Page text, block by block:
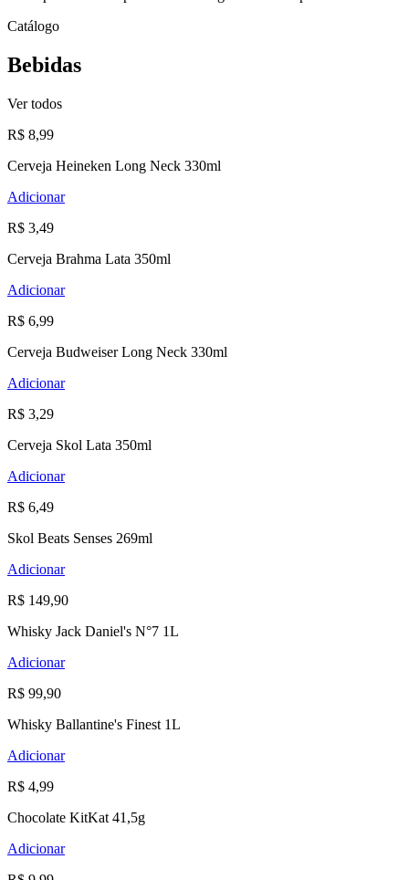
Catálogo
Bebidas
Ver todos
R$ 8,99
Cerveja Heineken Long Neck 330ml
Adicionar
R$ 3,49
Cerveja Brahma Lata 350ml
Adicionar
R$ 6,99
Cerveja Budweiser Long Neck 330ml
Adicionar
R$ 3,29
Cerveja Skol Lata 350ml
Adicionar
R$ 6,49
Skol Beats Senses 269ml
Adicionar
R$ 149,90
Whisky Jack Daniel's N°7 1L
Adicionar
R$ 99,90
Whisky Ballantine's Finest 1L
Adicionar
R$ 4,99
Chocolate KitKat 41,5g
Adicionar